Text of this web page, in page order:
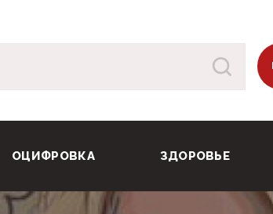
ОЦИФРОВКА ЗДОРОВЬЕ